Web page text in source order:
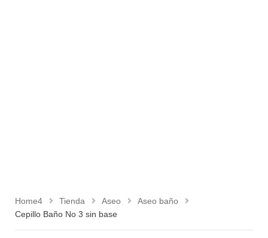
Home4 Tienda Aseo
Aseo baño
Cepillo Baño No 3 sin base